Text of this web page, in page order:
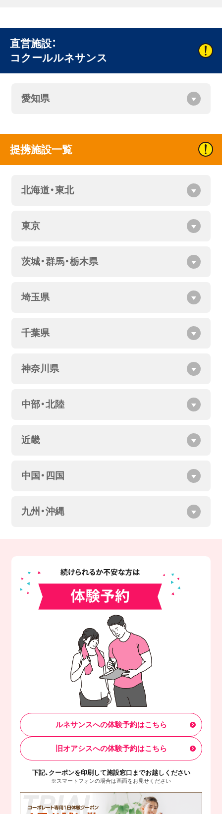
直営施設：
コクールルネサンス
愛知県
提携施設一覧
北海道・東北
東京
茨城・群馬・栃木県
埼玉県
千葉県
神奈川県
中部・北陸
近畿
中国・四国
九州・沖縄
ルネサンスへの体験予約はこちら
旧オアシスへの体験予約はこちら
下記、クーポンを印刷して施設窓口までお越しください
※スマートフォンの場合は画面をお見せください